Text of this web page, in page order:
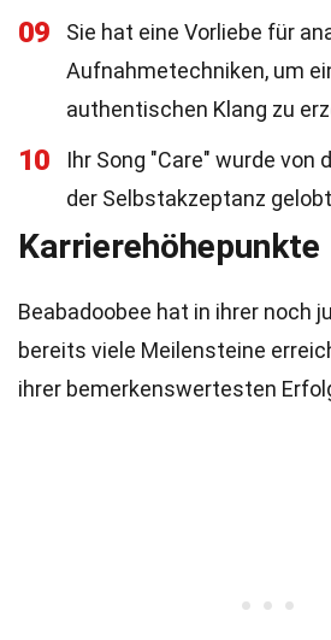
09
Sie hat eine Vorliebe für
Aufnahmetechniken, um
authentischen Klang zu
10 Ihr Song "Care" wurde von
der Selbstakzeptanz
Karrierehöhepunkte
Beabadoobee hat in ihrer noch
bereits viele Meilensteine
ihrer bemerkenswertesten